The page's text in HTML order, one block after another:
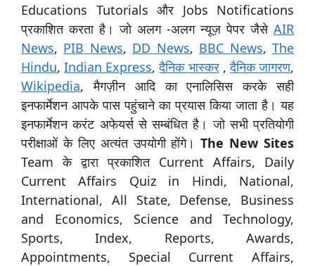
Educations Tutorials और Jobs Notifications
प्रकाशित करता है। जो अलग -अलग न्यूज़ पेपर जैसे AIR
News, PIB News, DD News, BBC News,The
Hindu,Indian Express,दैनिक भास्कर,दैनिक जागरण,
Wikipedia, मैगज़ीन आदि का एनालिसिस करके सही
इनफार्मेशन आपके पास पहुंचाने का प्रयास किया जाता है। यह
इनफार्मेशन करंट अफेयर्स से सम्बंधित है। जो सभी प्रतियोगी
परीक्षाओं के लिए अत्यंत उपयोगी होंगे।The New Sites
Team के द्वारा प्रकाशित Current Affairs, Daily
Current Affairs Quiz in Hindi, National,
International, All State, Defense, Business
and Economics, Science and Technology,
Sports, Index, Reports, Awards,
Appointments, Special Current Affairs,